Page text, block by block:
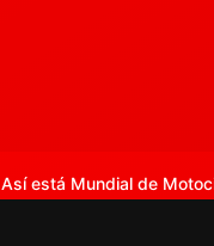
Así está Mundial de